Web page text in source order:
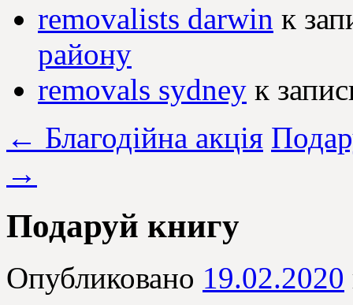
removalists darwin к
району
removals sydney к
← Благодійна акція
→
Подаруй книгу
Опубликовано 19.02.2020